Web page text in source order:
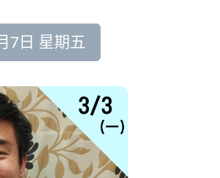
7日 星期五